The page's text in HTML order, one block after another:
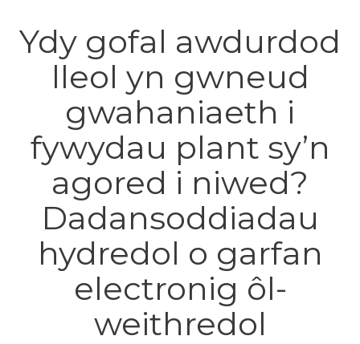
Ydy gofal awdurdod
lleol yn gwneud
gwahaniaeth i
fywydau plant sy’n
agored i niwed?
Dadansoddiadau
hydredol o garfan
electronig ôl-
weithredol